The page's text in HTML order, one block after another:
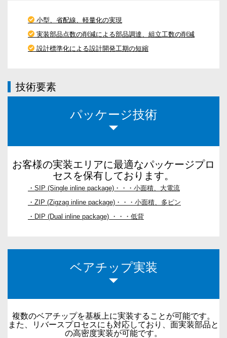
小型、省配線、軽量化の実現
実装部品点数の削減による部品調達、組立工数の削減
設計標準化による設計開発工期の短縮
技術要素
パッケージ技術
お客様の実装エリアに最適なパッケージプロ
セスを保有しております。
・ SIP (Single inline package)・・・小面積、大電流
・ ZIP (Zigzag inline package)・・・小面積、多ピン
・ DIP (Dual inline package) ・・・低背
ベアチップ実装
複数のベアチップを基板上に実装することが可能です。
また、リバースプロセスにも対応しており、面実装部品と
の高密度実装が可能です。